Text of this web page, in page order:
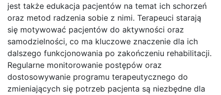
jest także edukacja pacjentów na temat ich schorzeń
oraz metod radzenia sobie z nimi. Terapeuci starają
się motywować pacjentów do aktywności oraz
samodzielności, co ma kluczowe znaczenie dla ich
dalszego funkcjonowania po zakończeniu rehabilitacji.
Regularne monitorowanie postępów oraz
dostosowywanie programu terapeutycznego do
zmieniających się potrzeb pacjenta są niezbędne dla